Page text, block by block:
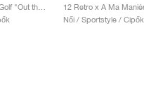
12 Low G x Eastside Golf "Out the Mud"
Női / Sportstyle / Cipők